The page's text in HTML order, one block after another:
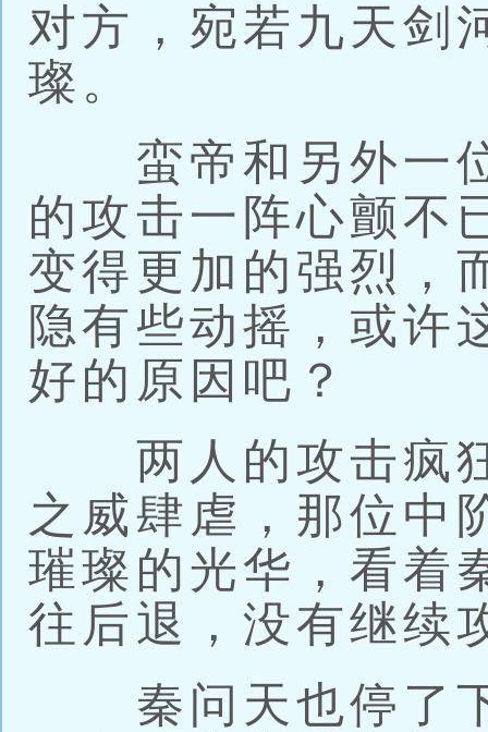
对方，宛若九天剑
璨。
蛮帝和另外一位
的攻击一阵心颤不
变得更加的强烈，
隐有些动摇，或许
好的原因吧？
两人的攻击疯狂
之威肆虐，那位中
璀璨的光华，看着
往后退，没有继续
秦问天也停了下